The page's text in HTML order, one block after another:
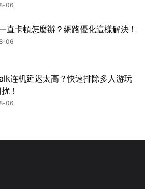
06
直卡頓怎麼辦？網路優化這樣解決！
06
连机延迟太高？快速排除多人游玩
！
06